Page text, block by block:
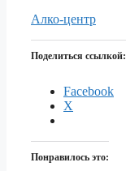
Алко-центр
Поделиться ссылкой:
Facebook
X
Понравилось это: